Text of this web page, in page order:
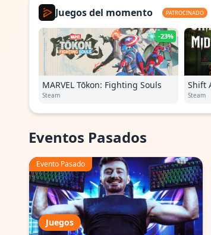
Juegos del momento PATROCINADO
-23%
MARVEL Tōkon: Fighting Souls
Steam
Shift
Steam
Eventos Pasados
Juegos
Evento Pasado